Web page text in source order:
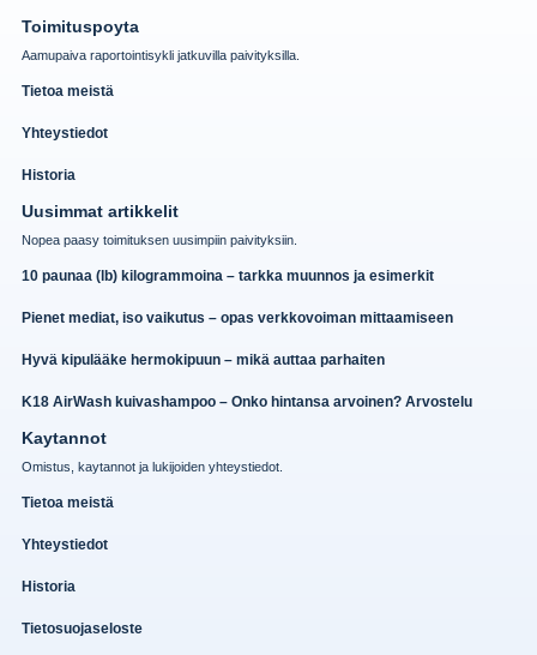
Toimituspoyta
Aamupaiva raportointisykli jatkuvilla paivityksilla.
Tietoa meistä
Yhteystiedot
Historia
Uusimmat artikkelit
Nopea paasy toimituksen uusimpiin paivityksiin.
10 paunaa (lb) kilogrammoina – tarkka muunnos ja esimerkit
Pienet mediat, iso vaikutus – opas verkkovoiman mittaamiseen
Hyvä kipulääke hermokipuun – mikä auttaa parhaiten
K18 AirWash kuivashampoo – Onko hintansa arvoinen? Arvostelu
Kaytannot
Omistus, kaytannot ja lukijoiden yhteystiedot.
Tietoa meistä
Yhteystiedot
Historia
Tietosuojaseloste